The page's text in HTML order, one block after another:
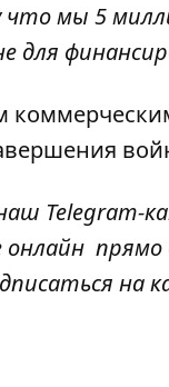
мы 5
для
Telegram-
прямо
на